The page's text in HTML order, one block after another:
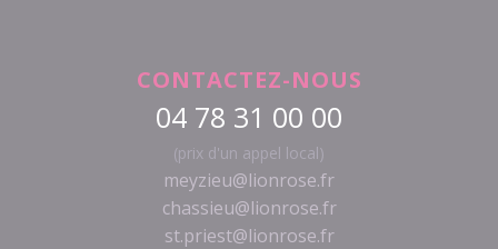
CONTACTEZ-NOUS
04 78 31 00 00
(prix d'un appel local)
meyzieu@lionrose.fr
chassieu@lionrose.fr
st.priest@lionrose.fr